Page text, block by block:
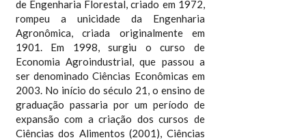
de Engenharia Florestal, criado em 1972,
rompeu a unicidade da Engenharia
Agronômica, criada originalmente em
1901. Em 1998, surgiu o curso de
Economia Agroindustrial, que passou a
ser denominado Ciências Econômicas em
2003. No início do século 21, o ensino de
graduação passaria por um período de
expansão com a criação dos cursos de
Ciências dos Alimentos (2001), Ciências